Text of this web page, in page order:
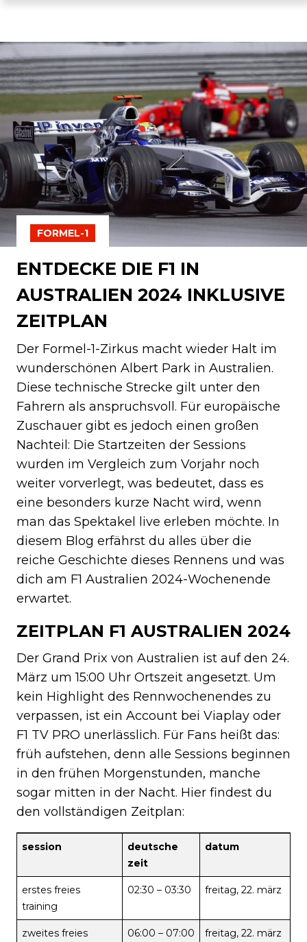
FORMEL-1
ENTDECKE DIE F1 IN
AUSTRALIEN 2024 INKLUSIVE
ZEITPLAN
Der Formel-1-Zirkus macht wieder Halt im
wunderschönen Albert Park in Australien.
Diese technische Strecke gilt unter den
Fahrern als anspruchsvoll. Für europäische
Zuschauer gibt es jedoch einen großen
Nachteil: Die Startzeiten der Sessions
wurden im Vergleich zum Vorjahr noch
weiter vorverlegt, was bedeutet, dass es
eine besonders kurze Nacht wird, wenn
man das Spektakel live erleben möchte. In
diesem Blog erfährst du alles über die
reiche Geschichte dieses Rennens und was
dich am F1 Australien 2024-Wochenende
erwartet.
ZEITPLAN F1 AUSTRALIEN 2024
Der Grand Prix von Australien ist auf den 24.
März um 15:00 Uhr Ortszeit angesetzt. Um
kein Highlight des Rennwochenendes zu
verpassen, ist ein Account bei Viaplay oder
F1 TV PRO unerlässlich. Für Fans heißt das:
früh aufstehen, denn alle Sessions beginnen
in den frühen Morgenstunden, manche
sogar mitten in der Nacht. Hier findest du
den vollständigen Zeitplan:
session
deutsche
zeit
datum
erstes freies
training
02:30 – 03:30 freitag, 22. märz
zweites freies
06:00 – 07:00 freitag, 22. märz